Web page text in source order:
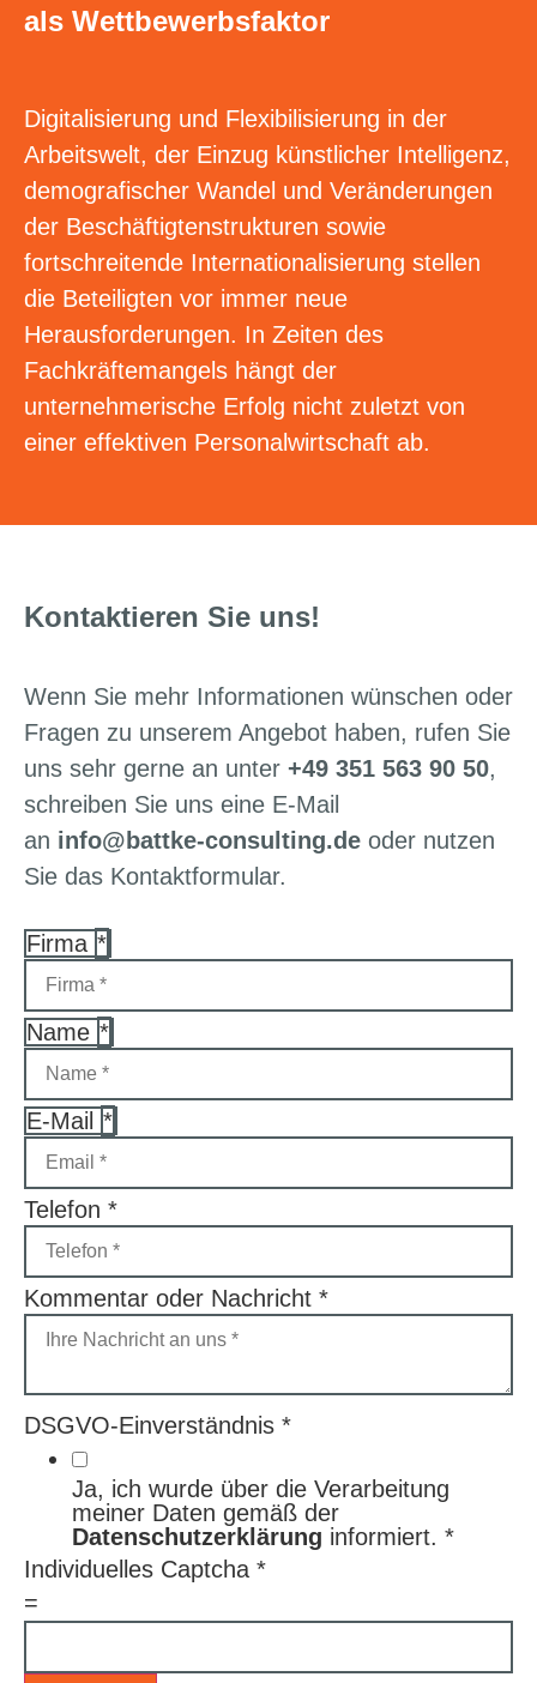
als Wettbewerbsfaktor
Digitalisierung und Flexibilisierung in der
Arbeitswelt, der Einzug künstlicher Intelligenz,
demografischer Wandel und Veränderungen
der Beschäftigtenstrukturen sowie
fortschreitende Internationalisierung stellen
die Beteiligten vor immer neue
Herausforderungen. In Zeiten des
Fachkräftemangels hängt der
unternehmerische Erfolg nicht zuletzt von
einer effektiven Personalwirtschaft ab.
Kontaktieren Sie uns!
Wenn Sie mehr Informationen wünschen oder
Fragen zu unserem Angebot haben, rufen Sie
uns sehr gerne an unter +49 351 563 90 50,
schreiben Sie uns eine E‑Mail
an info@battke-consulting.de oder nutzen
Sie das Kontaktformular.
Firma *
Name *
E-Mail *
Telefon *
Kommentar oder Nachricht *
DSGVO-Einverständnis *
Ja, ich wurde über die Verarbeitung
meiner Daten gemäß der
Datenschutzerklärung informiert. *
Individuelles Captcha *
=